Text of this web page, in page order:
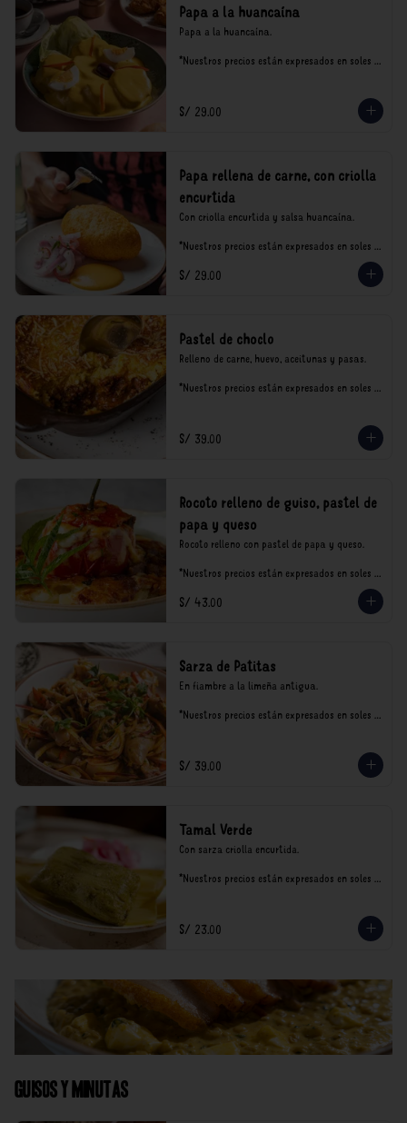
Papa a la huancaína
Papa a la huancaína.
*Nuestros precios están expresados en soles e
S/ 29.00
Papa rellena de carne, con criolla
encurtida
Con criolla encurtida y salsa huancaína.
*Nuestros precios están expresados en soles e
consumo.
S/ 29.00
Pastel de choclo
Relleno de carne, huevo, aceitunas y pasas.
*Nuestros precios están expresados en soles e
S/ 39.00
Rocoto relleno de guiso, pastel de
papa y queso
Rocoto relleno con pastel de papa y queso.
*Nuestros precios están expresados en soles e
consumo.
S/ 43.00
Sarza de Patitas
En fiambre a la limeña antigua.
*Nuestros precios están expresados en soles e
S/ 39.00
Tamal Verde
Con sarza criolla encurtida.
*Nuestros precios están expresados en soles e
S/ 23.00
Guisos y Minutas